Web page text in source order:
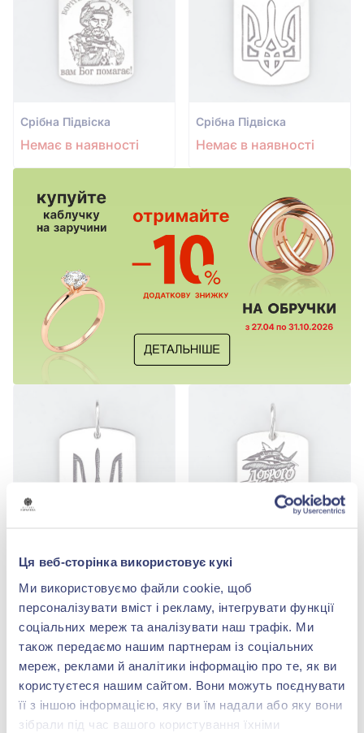
Ця веб-сторінка використовує кукі
Ми використовуємо файли cookie, щоб
персоналізувати вміст і рекламу, інтегрувати функції
соціальних мереж та аналізувати наш трафік. Ми
також передаємо нашим партнерам із соціальних
мереж, реклами й аналітики інформацію про те, як ви
користуєтеся нашим сайтом. Вони можуть поєднувати
її з іншою інформацією, яку ви їм надали або яку вони
зібрали під час вашого користування їхніми
Срiбна Підвіска
Немає в наявності
Срiбна Підвіска
Немає в наявності
Срiбна Підвіска
Немає в наявності
Срiбна Підвіска
Немає в наявності